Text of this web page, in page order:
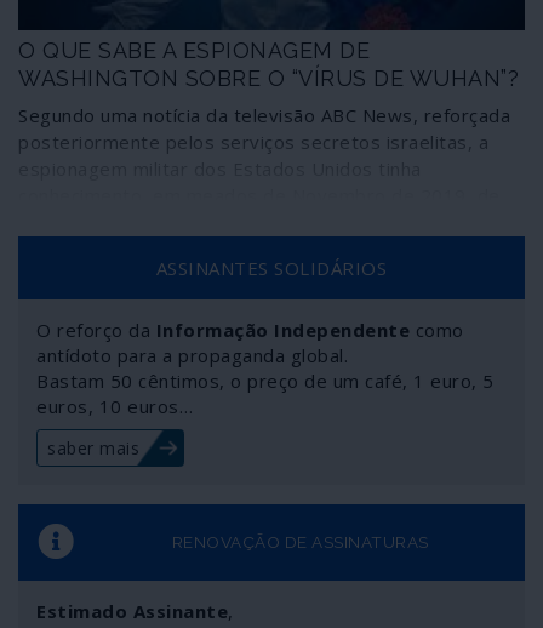
O QUE SABE A ESPIONAGEM DE
WASHINGTON SOBRE O “VÍRUS DE WUHAN”?
Segundo uma notícia da televisão ABC News, reforçada
posteriormente pelos serviços secretos israelitas, a
conteúdo ou mesmo à existência ou não de um
documento sobre essa matéria. O episódio permite,
porém, levantar importantes perguntas: se autoridades
de Washington sabiam da “catástrofe” em meados de
Novembro porque não se prepararam a tempo para ela
e culpam a China de a ter “escondido”? Como sabe a
espionagem norte-americana de factos que só vieram a
ser conhecidos por médicos chineses de Wuhan mais de
seus efeitos bastante antes de ele ter sido
ASSINANTES SOLIDÁRIOS
O reforço da Informação Independente como
antídoto para a propaganda global.
Bastam 50 cêntimos, o preço de um café, 1 euro, 5
euros, 10 euros…
saber mais
RENOVAÇÃO DE ASSINATURAS
Estimado Assinante,